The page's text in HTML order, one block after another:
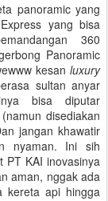
panoramic yang
yang bisa
360
Panoramic
kesan luxury
sultan anyar
bisa diputar
disediakan
jangan khawatir
nyaman. Ini sih
PT KAI inovasinya
aman, nggak ada
kereta api hingga